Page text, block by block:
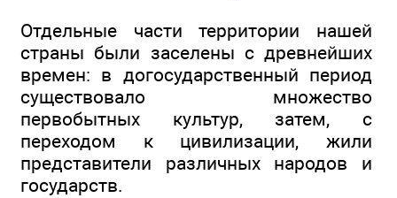
Отдельные части территории нашей
страны были заселены с древнейших
времен: в догосударственный период
существовало множество
первобытных культур, затем, с
переходом к цивилизации, жили
представители различных народов и
государств.